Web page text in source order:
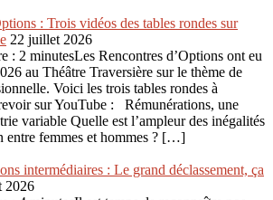
: Trois vidéos des tables rondes sur
22 juillet 2026
: 2 minutesLes Rencontres d’Options ont eu
au Théâtre Traversière sur le thème de
Voici les trois tables rondes à
sur YouTube : Rémunérations, une
variable Quelle est l’ampleur des inégalités
entre femmes et hommes ? […]
intermédiaires : Le grand déclassement, ça
2026